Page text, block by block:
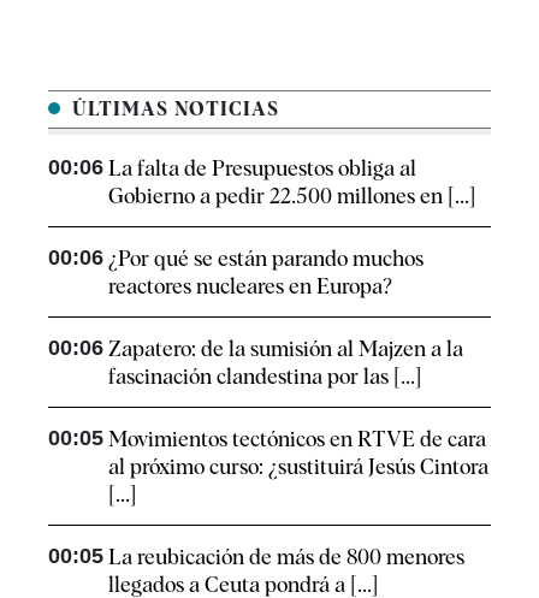
ÚLTIMAS NOTICIAS
00:06 La falta de Presupuestos obliga al
Gobierno a pedir 22.500 millones en [...]
00:06 ¿Por qué se están parando muchos
reactores nucleares en Europa?
00:06 Zapatero: de la sumisión al Majzen a la
fascinación clandestina por las [...]
00:05 Movimientos tectónicos en RTVE de cara
al próximo curso: ¿sustituirá Jesús Cintora
[...]
00:05 La reubicación de más de 800 menores
llegados a Ceuta pondrá a [...]